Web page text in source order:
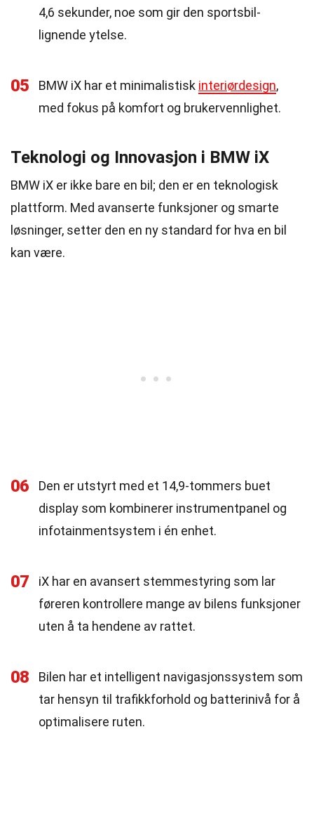
4,6 sekunder, noe som gir den sportsbil-
lignende ytelse.
05 BMW iX har et minimalistisk interiørdesign,
med fokus på komfort og brukervennlighet.
Teknologi og Innovasjon i BMW iX
BMW iX er ikke bare en bil; den er en teknologisk
plattform. Med avanserte funksjoner og smarte
løsninger, setter den en ny standard for hva en bil
kan være.
06
Den er utstyrt med et 14,9-tommers buet
display som kombinerer instrumentpanel og
infotainmentsystem i én enhet.
07
iX har en avansert stemmestyring som lar
føreren kontrollere mange av bilens funksjoner
uten å ta hendene av rattet.
08
Bilen har et intelligent navigasjonssystem som
tar hensyn til trafikkforhold og batterinivå for å
optimalisere ruten.